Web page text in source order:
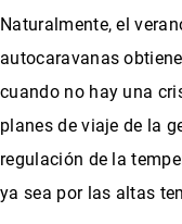
Naturalmente, el
autocaravanas
cuando no hay una
planes de viaje de la
regulación de la
ya sea por las altas